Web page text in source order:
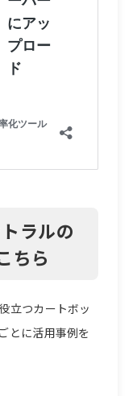
ラルの
ちら
立つカートボッ
とに活用事例を